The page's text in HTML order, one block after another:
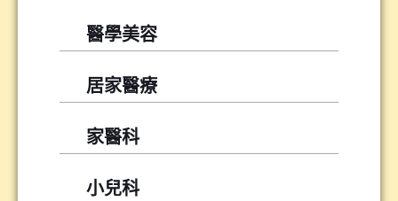
醫學美容
居家醫療
家醫科
小兒科